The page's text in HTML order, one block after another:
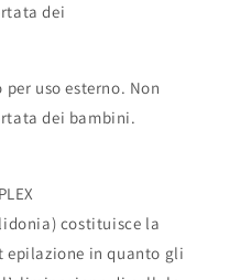
dei
uso esterno. Non
dei bambini.
costituisce la
epilazione in quanto gli